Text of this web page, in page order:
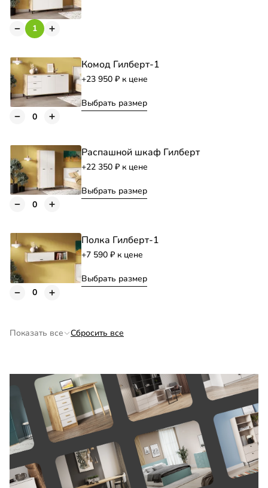
Комод Гилберт-1
+23 950 к цене
Выбрать размер
Распашной шкаф Гилберт
+22 350 к цене
Выбрать размер
Полка Гилберт-1
+7 590 к цене
Выбрать размер
Полка Гилберт-3
+1 890 к цене
Показать все Сбросить все